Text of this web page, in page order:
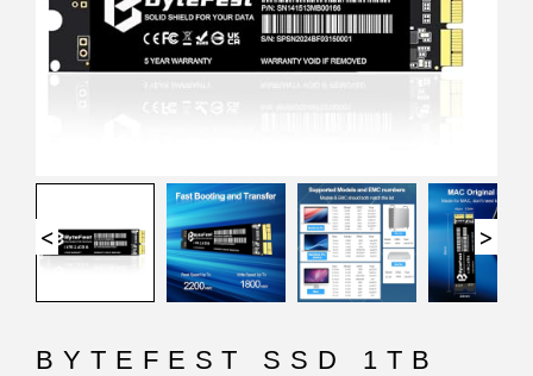
< >
BYTEFEST SSD 1TB